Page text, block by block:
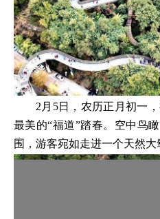
2月5日，农历正月初一
最美的“福道”踏春。空中鸟
围，游客宛如走进一个天然